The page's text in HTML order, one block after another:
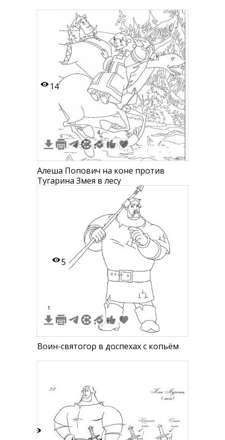
14
4
Алеша Попович на коне против
Тугарина Змея в лесу
5
1
Воин-святогор в доспехах с копьём